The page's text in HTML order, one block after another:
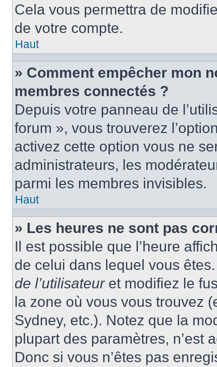
Cela vous permettra de
de votre compte.
Haut
» Comment empêcher mon
membres connectés ?
Depuis votre panneau de
forum », vous trouverez
activez cette option vous ne
administrateurs, les
parmi les membres invisibles.
Haut
» Les heures ne sont pas
Il est possible que l’heure
de celui dans lequel vous
de l’utilisateuret modifiez le
la zone où vous vous trouvez
Sydney, etc.). Notez que la
plupart des paramètres, n’est
Donc si vous n’êtes pas